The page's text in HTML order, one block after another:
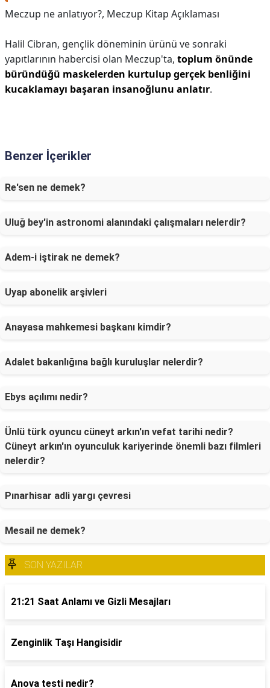
Meczup ne anlatıyor?, Meczup Kitap Açıklaması
Halil Cibran, gençlik döneminin ürünü ve sonraki
yapıtlarının habercisi olan Meczup'ta, toplum önünde
büründüğü maskelerden kurtulup gerçek benliğini
kucaklamayı başaran insanoğlunu anlatır.
Benzer İçerikler
Re'sen ne demek?
Uluğ bey'in astronomi alanındaki çalışmaları nelerdir?
Adem-i iştirak ne demek?
Uyap abonelik arşivleri
Anayasa mahkemesi başkanı kimdir?
Adalet bakanlığına bağlı kuruluşlar nelerdir?
Ebys açılımı nedir?
Ünlü türk oyuncu cüneyt arkın'ın vefat tarihi nedir?
Cüneyt arkın'ın oyunculuk kariyerinde önemli bazı filmleri
nelerdir?
Pınarhisar adli yargı çevresi
Mesail ne demek?
SON YAZILAR
21:21 Saat Anlamı ve Gizli Mesajları
Zenginlik Taşı Hangisidir
Anova testi nedir?